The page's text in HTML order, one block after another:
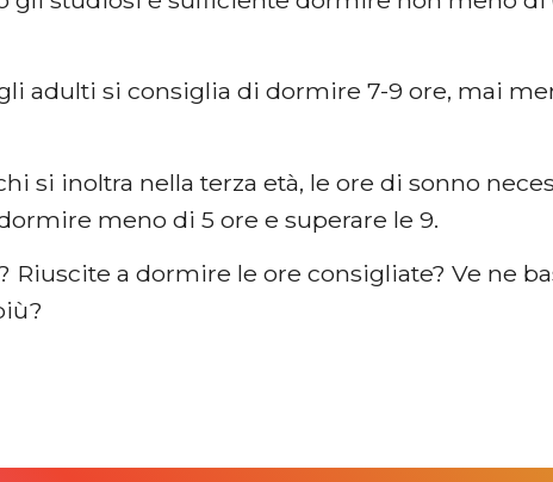
adulti si consiglia di dormire 7-9 ore, mai
si inoltra nella terza età, le ore di sonno
meno di 5 ore e superare le 9.
Riuscite a dormire le ore consigliate? Ve ne